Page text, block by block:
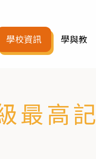
學校資訊 學與教
最高